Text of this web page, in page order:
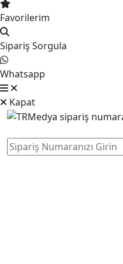
Favorilerim
Sipariş Sorgula
Whatsapp
Kapat